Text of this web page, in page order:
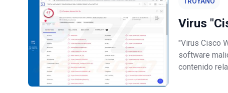
Virus
"Virus Cisco
software
contenido